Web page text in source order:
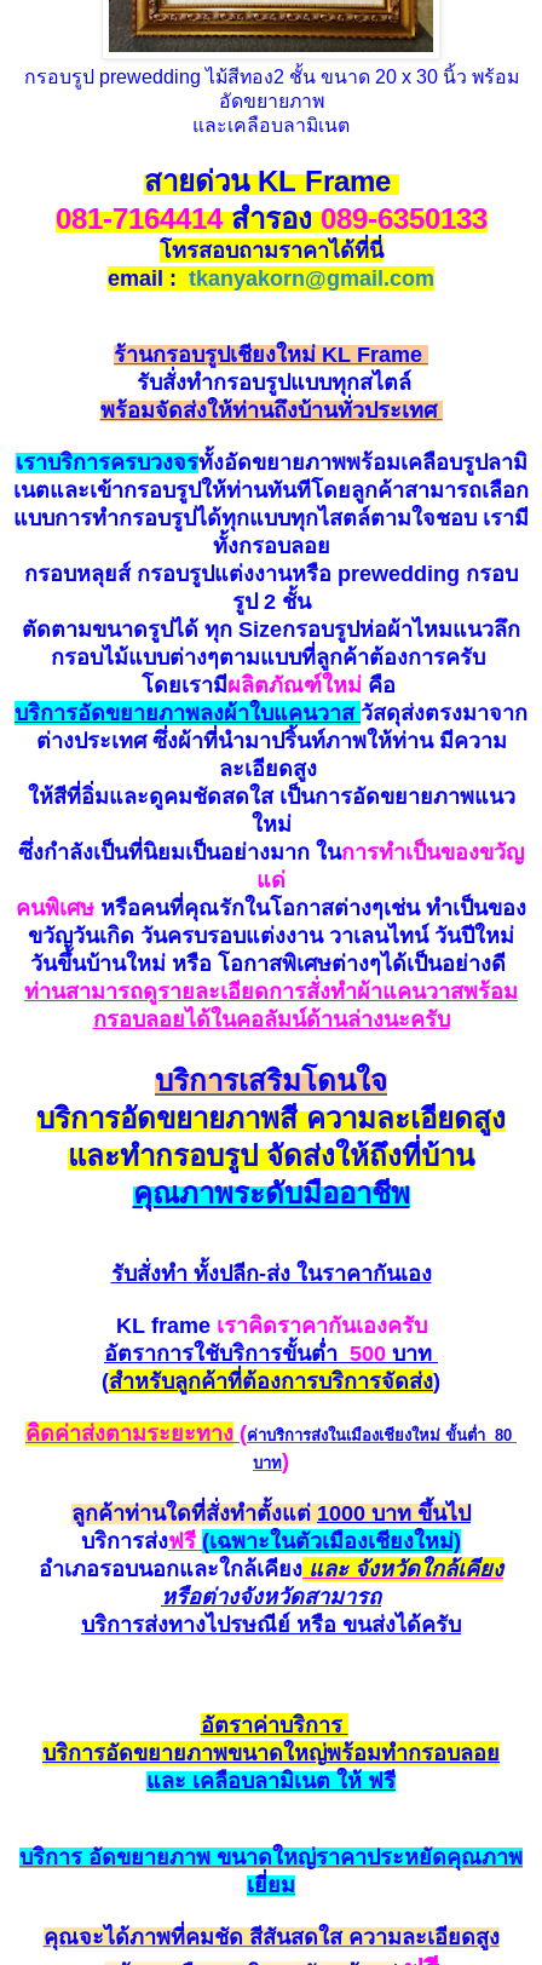
กรอบรูป prewedding ไม้สีทอง2 ชั้น ขนาด 20 x 30 นิ้ว พร้อม
อัดขยายภาพ
และเคลือบลามิเนต
สายด่วน KL Frame
081-7164414สำรอง089-6350133
โทรสอบถามราคาได้ที่นี่
email : tkanyakorn@gmail.com
ร้านกรอบรูปเชียงใหม่ KL Frame
รับสั่งทำกรอบรูปแบบทุกสไตล์
พร้อมจัดส่งให้ท่านถึงบ้านทั่วประเทศ
เราบริการครบวงจรทั้งอัดขยายภาพพร้อมเคลือบรูปลามิ
เนตและเข้ากรอบรูปให้ท่านทันทีโดยลูกค้าสามารถเลือก
แบบการทำกรอบรูปได้ทุกแบบทุกไสตล์ตามใจชอบ เรามี
ทั้งกรอบลอย
กรอบหลุยส์ กรอบรูปแต่งงานหรือ prewedding กรอบ
รูป 2 ชั้น
ตัดตามขนาดรูปได้ ทุก Sizeกรอบรูปห่อผ้าไหมแนวลึก
กรอบไม้แบบต่างๆตามแบบที่ลูกค้าต้องการครับ
โดยเรามีผลิตภัณฑ์ใหม่คือ
บริการอัดขยายภาพลงผ้าใบแคนวาส วัสดุส่งตรงมาจาก
ต่างประเทศ ซึ่งผ้าที่นำมาปริ้นท์ภาพให้ท่าน มีความ
ละเอียดสูง
ให้สีที่อิ่มและดูคมชัดสดใส เป็นการอัดขยายภาพแนว
ใหม่
ซึ่งกำลังเป็นที่นิยมเป็นอย่างมาก ในการทำเป็นของขวัญ
แด่
คนพิเศษ หรือคนที่คุณรักในโอกาสต่างๆเช่น ทำเป็นของ
ขวัญวันเกิด วันครบรอบแต่งงาน วาเลนไทน์ วันปีใหม่
วันขึ้นบ้านใหม่ หรือ โอกาสพิเศษต่างๆได้เป็นอย่างดี
ท่านสามารถดูรายละเอียดการสั่งทำผ้าแคนวาสพร้อม
กรอบลอยได้ในคอลัมน์ด้านล่างนะครับ
บริการเสริมโดนใจ
บริการอัดขยายภาพสี ความละเอียดสูง
และทำกรอบรูป จัดส่งให้ถึงที่บ้าน
คุณภาพระดับมืออาชีพ
รับสั่งทำ ทั้งปลีก-ส่ง ในราคากันเอง
KL frame เราคิดราคากันเองครับ
อัตราการใชับริการขั้นต่ำ 500 บาท
(สำหรับลูกค้าที่ต้องการบริการจัดส่ง)
คิดค่าส่งตามระยะทาง (ค่าบริการส่งในเมืองเชียงใหม่ ขั้นต่ำ 80
บาท)
ลูกค้าท่านใดที่สั่งทำตั้งแต่ 1000 บาท ขึ้นไป
บริการส่งฟรี (เฉพาะในตัวเมืองเชียงใหม่)
อำเภอรอบนอกและใกล้เคียง และ จังหวัดใกล้เคียง
หรือต่างจังหวัดสามารถ
บริการส่งทางไปรษณีย์ หรือ ขนส่งได้ครับ
อัตราค่าบริการ
บริการอัดขยายภาพขนาดใหญ่พร้อมทำกรอบลอย
และ เคลือบลามิเนต ให้ ฟรี
บริการ อัดขยายภาพ ขนาดใหญ่ราคาประหยัดคุณภาพ
เยี่ยม
คุณจะได้ภาพที่คมชัด สีสันสดใส ความละเอียดสูง